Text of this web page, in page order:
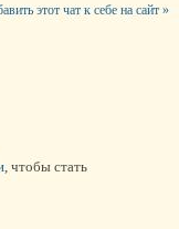
этот чат к себе на сайт »
, чтобы стать